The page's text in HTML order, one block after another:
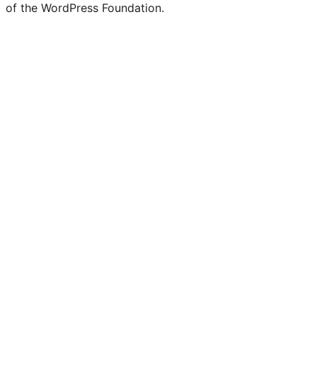
of the WordPress Foundation.